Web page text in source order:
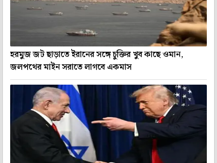
হরমুজ জট ছাড়াতে ইরানের সঙ্গে চুক্তির খুব কাছে ওমান,
জলপথের মাইন সরাতে লাগবে একমাস